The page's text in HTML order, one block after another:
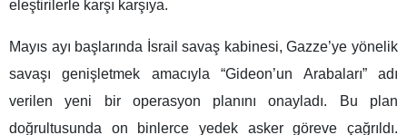
eleştirilerle karşı karşıya.
Mayıs ayı başlarında İsrail savaş kabinesi, Gazze’ye yönelik
savaşı genişletmek amacıyla “Gideon’un Arabaları” adı
verilen yeni bir operasyon planını onayladı. Bu plan
doğrultusunda on binlerce yedek asker göreve çağrıldı.